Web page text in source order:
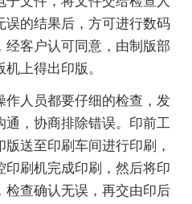
误的结果后，方可进行数码
客户认可同意，由制版部
上得出印版。
人员都要仔细的检查，发
，协商排除错误。印前工
送至印刷车间进行印刷，
印刷机完成印刷，然后将印
检查确认无误，再交由印后